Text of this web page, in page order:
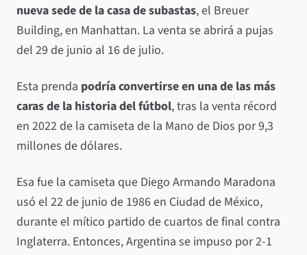
nueva sede de la casa de subastas, el Breuer
Building, en Manhattan. La venta se abrirá a pujas
del 29 de junio al 16 de julio.
Esta prenda podría convertirse en una de las más
caras de la historia del fútbol, tras la venta récord
en 2022 de la camiseta de la Mano de Dios por 9,3
millones de dólares.
Esa fue la camiseta que Diego Armando Maradona
usó el 22 de junio de 1986 en Ciudad de México,
durante el mítico partido de cuartos de final contra
Inglaterra. Entonces, Argentina se impuso por 2-1